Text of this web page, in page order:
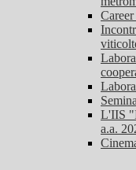
L'IIS
a.a.